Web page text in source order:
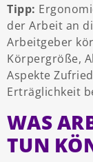
Tipp:
der Arbeit an
Arbeitgeber
Körpergröße,
Aspekte
Erträglichkeit
WAS
TUN